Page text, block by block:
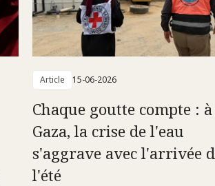
Article 15-06-2026
Chaque goutte compte : à
Gaza, la crise de l'eau
s'aggrave avec l'arrivée
l'été